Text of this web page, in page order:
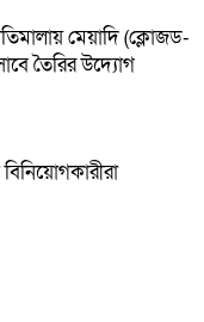
মেয়াদি (ক্লোজড-
তৈরির উদ্যোগ